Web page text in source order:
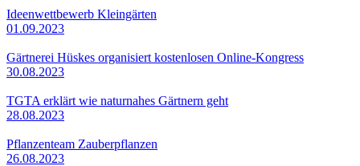
Ideenwettbewerb Kleingärten
01.09.2023
Gärtnerei Hüskes organisiert kostenlosen Online-Kongress
30.08.2023
TGTA erklärt wie naturnahes Gärtnern geht
28.08.2023
Pflanzenteam Zauberpflanzen
26.08.2023